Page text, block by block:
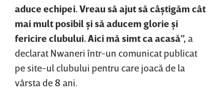
aduce echipei. Vreau să ajut să câştigăm cât
mai mult posibil şi să aducem glorie şi
fericire clubului. Aici mă simt ca acasă”, a
declarat Nwaneri într-un comunicat publicat
pe site-ul clubului pentru care joacă de la
vârsta de 8 ani.